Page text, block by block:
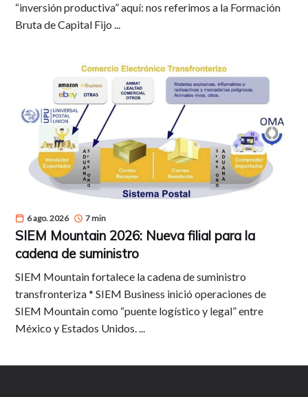
“inversión productiva” aquí: nos referimos a la Formación
Bruta de Capital Fijo ...
6 ago. 2026 7 min
SIEM Mountain 2026: Nueva filial para la
cadena de suministro
SIEM Mountain fortalece la cadena de suministro
transfronteriza * SIEM Business inició operaciones de
SIEM Mountain como “puente logístico y legal” entre
México y Estados Unidos. ...